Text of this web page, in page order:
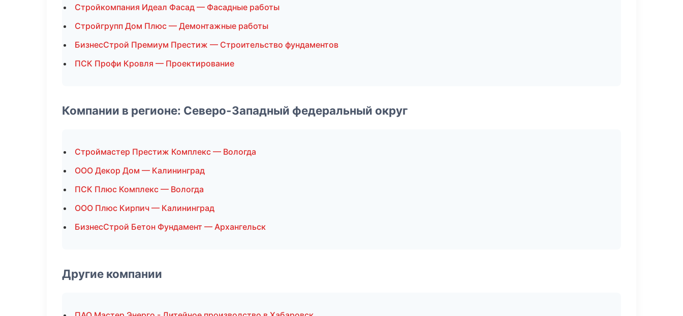
Стройкомпания Идеал Фасад — Фасадные работы
Стройгрупп Дом Плюс — Демонтажные работы
БизнесСтрой Премиум Престиж — Строительство фундаментов
ПСК Профи Кровля — Проектирование
Компании в регионе: Северо-Западный федеральный округ
Строймастер Престиж Комплекс — Вологда
ООО Декор Дом — Калининград
ПСК Плюс Комплекс — Вологда
ООО Плюс Кирпич — Калининград
БизнесСтрой Бетон Фундамент — Архангельск
Другие компании